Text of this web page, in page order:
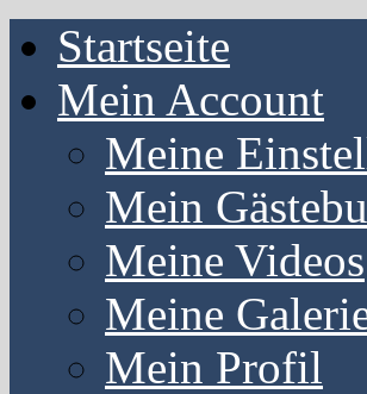
Startseite
Mein Account
Meine
Mein
Meine Videos
Meine
Mein Profil